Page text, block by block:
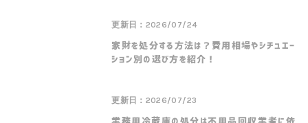
更新日：2026/07/24
家財を処分する方法は？費用相場やシチュエー
ション別の選び方を紹介！
更新日：2026/07/23